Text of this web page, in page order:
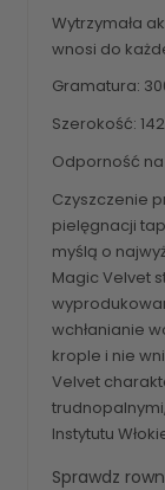
Wytrzymała
wnosi do
Gramatura:
Szerokość:
Odporność
Czyszczenie
pielęgnacji
myślą o
Magic Velvet
wchłanianie
krople i nie
Velvet
Instytutu
Sprawdz